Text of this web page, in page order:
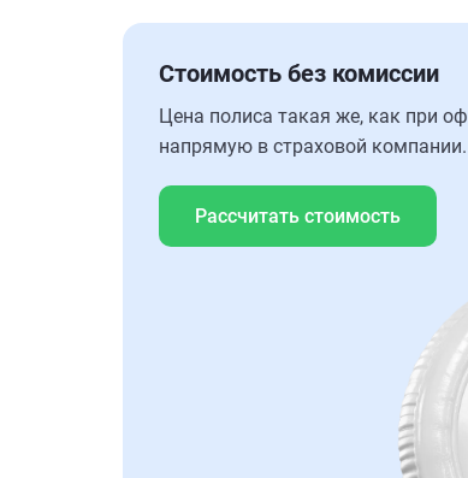
Стоимость без комиссии
Цена полиса такая же, как при
напрямую в страховой компании.
Рассчитать стоимость